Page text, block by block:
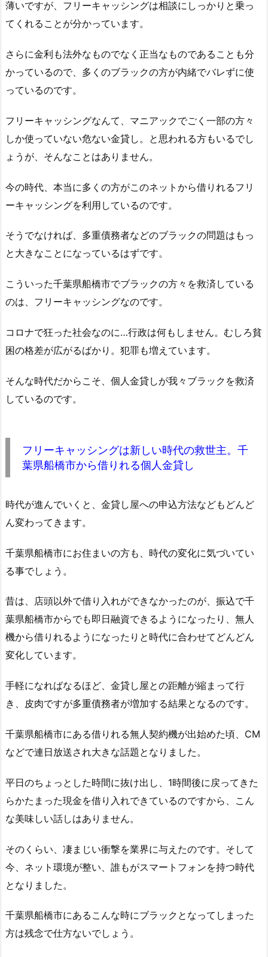
薄いですが、フリーキャッシングは相談にしっかりと乗っ
てくれることが分かっています。
さらに金利も法外なものでなく正当なものであることも分
かっているので、多くのブラックの方が内緒でバレずに使
っているのです。
フリーキャッシングなんて、マニアックでごく一部の方々
しか使っていない危ない金貸し。と思われる方もいるでし
ょうが、そんなことはありません。
今の時代、本当に多くの方がこのネットから借りれるフリ
ーキャッシングを利用しているのです。
そうでなければ、多重債務者などのブラックの問題はもっ
と大きなことになっているはずです。
こういった千葉県船橋市でブラックの方々を救済している
のは、フリーキャッシングなのです。
コロナで狂った社会なのに…行政は何もしません。むしろ貧
困の格差が広がるばかり。犯罪も増えています。
そんな時代だからこそ、個人金貸しが我々ブラックを救済
しているのです。
フリーキャッシングは新しい時代の救世主。千
葉県船橋市から借りれる個人金貸し
時代が進んでいくと、金貸し屋への申込方法などもどんど
ん変わってきます。
千葉県船橋市にお住まいの方も、時代の変化に気づいてい
る事でしょう。
昔は、店頭以外で借り入れができなかったのが、振込で千
葉県船橋市からでも即日融資できるようになったり、無人
機から借りれるようになったりと時代に合わせてどんどん
変化しています。
手軽になればなるほど、金貸し屋との距離が縮まって行
き、皮肉ですが多重債務者が増加する結果となるのです。
千葉県船橋市にある借りれる無人契約機が出始めた頃、CM
などで連日放送され大きな話題となりました。
平日のちょっとした時間に抜け出し、1時間後に戻ってきた
らかたまった現金を借り入れできているのですから、こん
な美味しい話しはありません。
そのくらい、凄まじい衝撃を業界に与えたのです。そして
今、ネット環境が整い、誰もがスマートフォンを持つ時代
となりました。
千葉県船橋市にあるこんな時にブラックとなってしまった
方は残念で仕方ないでしょう。